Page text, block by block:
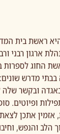
ראשת בית
ארגון רבני
החוג לספרות
בבתי מדרש
ובקשר
ופיוטים.
אזמין אתכן
הלב והנפש,